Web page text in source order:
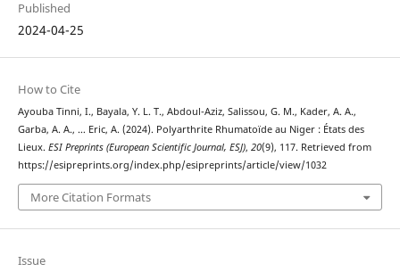
Published
2024-04-25
How to Cite
Ayouba Tinni, I., Bayala, Y. L. T., Abdoul-Aziz, Salissou, G. M., Kader, A. A.,
Garba, A. A., … Eric, A. (2024). Polyarthrite Rhumatoïde au Niger : États des
Lieux. ESI Preprints (European Scientific Journal, ESJ), 20(9), 117. Retrieved from
https://esipreprints.org/index.php/esipreprints/article/view/1032
More Citation Formats
Issue